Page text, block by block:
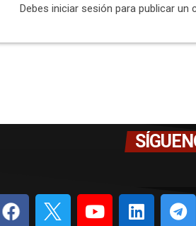
Debes iniciar sesión para publicar un